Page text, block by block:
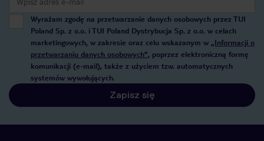
Wyrażam zgodę na przetwarzanie danych osobowych przez TUI
Poland Sp. z o.o. i TUI Poland Dystrybucja Sp. z o.o. w celach
marketingowych, w zakresie oraz celu wskazanym w „Informacji o
przetwarzaniu danych osobowych”, poprzez elektroniczną formę
komunikacji (e-mail), także z użyciem tzw. automatycznych
systemów wywołujących.
Zapisz się